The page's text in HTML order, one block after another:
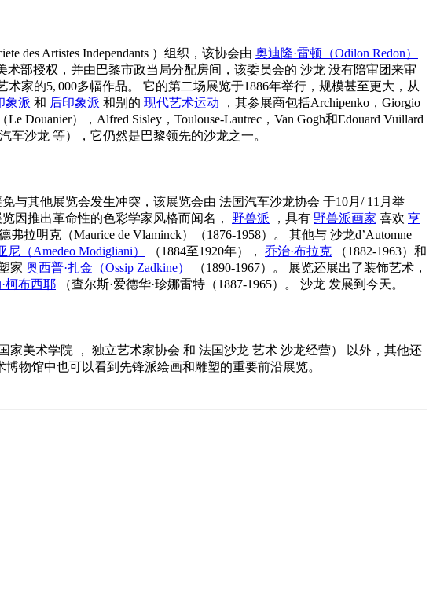
des Artistes Independants ）组织，该协会由 奥迪隆·雷顿（Odilon Redon）
术部授权，并由巴黎市政当局分配房间，该委员会的 沙龙 没有陪审团来审
家的5, 000多幅作品。 它的第二场展览于1886年举行，规模甚至更大，从
象派 和 后印象派 和别的 现代艺术运动 ，其参展商包括Archipenko，Giorgio
Douanier），Alfred Sisley，Toulouse-Lautrec，Van Gogh和Edouard Vuillard
车沙龙 等），它仍然是巴黎领先的沙龙之一。
与其他展览会发生冲突，该展览会由 法国汽车沙龙协会 于10月/ 11月举
览因推出革命性的色彩学家风格而闻名， 野兽派 ，具有 野兽派画家 喜欢 亨
弗拉明克（Maurice de Vlaminck）（1876-1958）。 其他与 沙龙d’Automne
尼（Amedeo Modigliani） （1884至1920年）， 乔治·布拉克 （1882-1963）和
家 奥西普·扎金（Ossip Zadkine）
（1890-1967）。 展览还展出了装饰艺术，
柯布西耶 （查尔斯·爱德华·珍娜雷特（1887-1965）。 沙龙 发展到今天。
家美术学院 ， 独立艺术家协会 和 法国沙龙 艺术 沙龙经营）
以外，其他还
物馆中也可以看到先锋派绘画和雕塑的重要前沿展览。